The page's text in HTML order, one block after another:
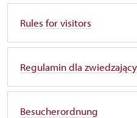
Rules for visitors
Regulamin dla
Besucherordnung